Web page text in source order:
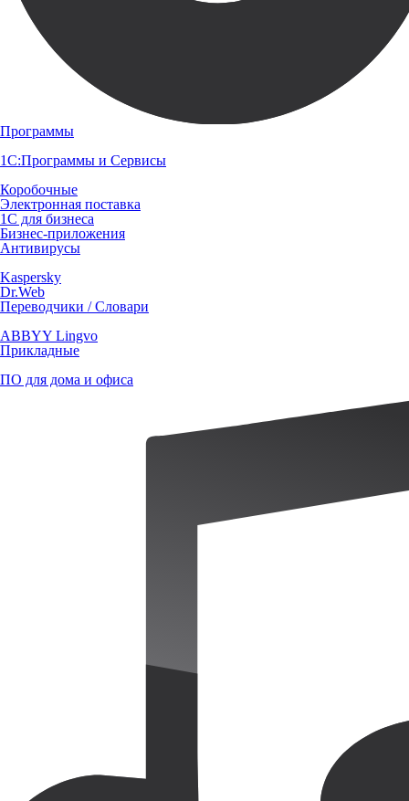
Программы
1С:Программы и Сервисы
Коробочные
Электронная поставка
1С для бизнеса
Бизнес-приложения
Антивирусы
Kaspersky
Dr.Web
Переводчики / Словари
ABBYY Lingvo
Прикладные
ПО для дома и офиса